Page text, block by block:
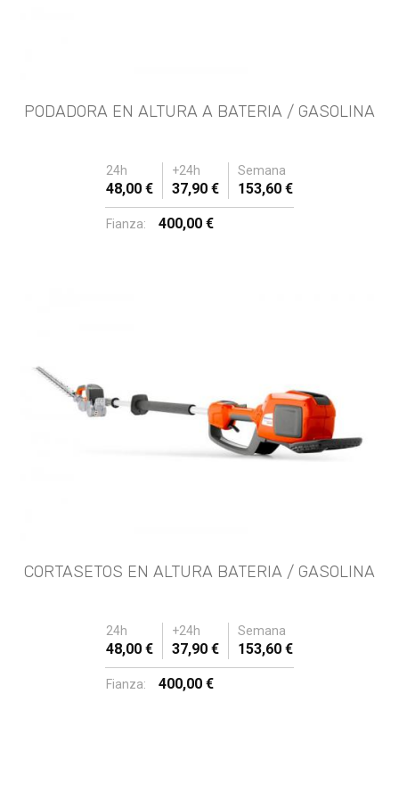
PODADORA EN ALTURA A BATERIA / GASOLINA
24h +24h Semana
48,00 € 37,90 € 153,60 €
Fianza: 400,00 €
CORTASETOS EN ALTURA BATERIA / GASOLINA
24h +24h Semana
48,00 € 37,90 € 153,60 €
Fianza: 400,00 €